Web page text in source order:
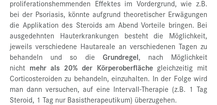
proliferationshemmenden Effektes im Vordergrund, wie z.B.
bei der Psoriasis, könnte aufgrund theoretischer Erwägungen
die Applikation des Steroids am Abend Vorteile bringen. Bei
ausgedehnten Hauterkrankungen besteht die Möglichkeit,
jeweils verschiedene Hautareale an verschiedenen Tagen zu
behandeln und so die Grundregel, nach Möglichkeit
nicht mehr als 20% der Körperoberflächegleichzeitig mit
Corticosteroiden zu behandeln, einzuhalten. In der Folge wird
man dann versuchen, auf eine Intervall-Therapie (z.B. 1 Tag
Steroid, 1 Tag nur Basistherapeutikum) überzugehen.